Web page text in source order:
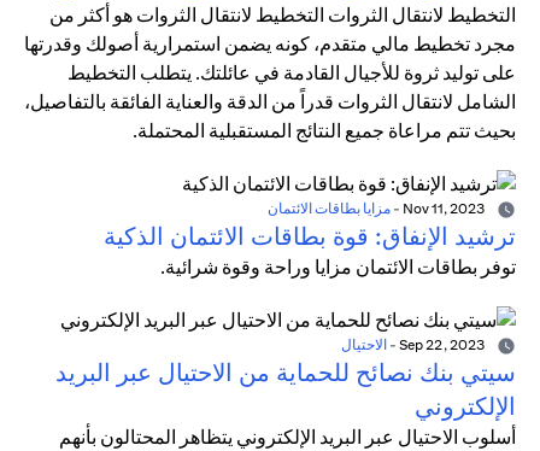
التخطيط لانتقال الثروات التخطيط لانتقال الثروات هو أكثر من
مجرد تخطيط مالي متقدم، كونه يضمن استمرارية أصولك وقدرتها
على توليد ثروة للأجيال القادمة في عائلتك. يتطلب التخطيط
الشامل لانتقال الثروات قدراً من الدقة والعناية الفائقة بالتفاصيل،
بحيث تتم مراعاة جميع النتائج المستقبلية المحتملة.
- مزايا بطاقات الائتمان
ترشيد الإنفاق: قوة بطاقات الائتمان الذكية
توفر بطاقات الائتمان مزايا وراحة وقوة شرائية.
- الاحتيال
سيتي بنك نصائح للحماية من الاحتيال عبر البريد
الإلكتروني
أسلوب الاحتيال عبر البريد الإلكتروني يتظاهر المحتالون بأنهم